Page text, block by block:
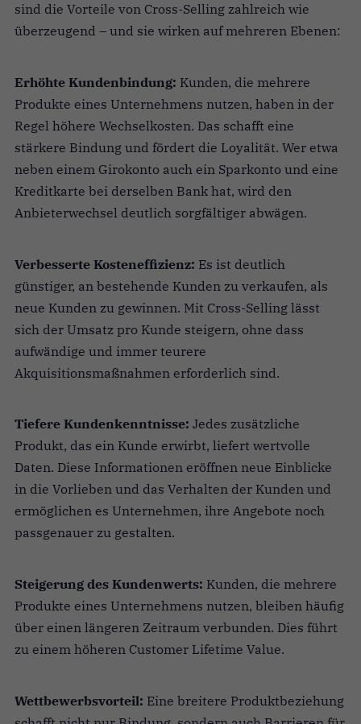
sind die Vorteile von Cross-Selling zahlreich wie
überzeugend – und sie wirken auf mehreren Ebenen:
Erhöhte Kundenbindung: Kunden, die mehrere
Produkte eines Unternehmens nutzen, haben in der
Regel höhere Wechselkosten. Das schafft eine
stärkere Bindung und fördert die Loyalität. Wer etwa
neben einem Girokonto auch ein Sparkonto und eine
Kreditkarte bei derselben Bank hat, wird den
Anbieterwechsel deutlich sorgfältiger abwägen.
Verbesserte Kosteneffizienz: Es ist deutlich
günstiger, an bestehende Kunden zu verkaufen, als
neue Kunden zu gewinnen. Mit Cross-Selling lässt
sich der Umsatz pro Kunde steigern, ohne dass
aufwändige und immer teurere
Akquisitionsmaßnahmen erforderlich sind.
Tiefere Kundenkenntnisse: Jedes zusätzliche
Produkt, das ein Kunde erwirbt, liefert wertvolle
Daten. Diese Informationen eröffnen neue Einblicke
in die Vorlieben und das Verhalten der Kunden und
ermöglichen es Unternehmen, ihre Angebote noch
passgenauer zu gestalten.
Steigerung des Kundenwerts: Kunden, die mehrere
Produkte eines Unternehmens nutzen, bleiben häufig
über einen längeren Zeitraum verbunden. Dies führt
zu einem höheren Customer Lifetime Value.
Wettbewerbsvorteil: Eine breitere Produktbeziehung